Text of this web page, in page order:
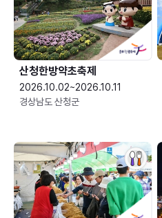
산청한방약초축제
2026.10.02~2026.10.11
경상남도 산청군